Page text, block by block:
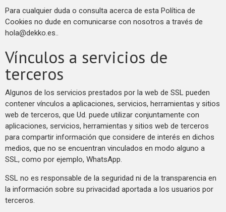
Para cualquier duda o consulta acerca de esta Política de
Cookies no dude en comunicarse con nosotros a través de
hola@dekko.es
Vínculos a servicios de
terceros
Algunos de los servicios prestados por la web de SSL pueden
contener vínculos a aplicaciones, servicios, herramientas y sitios
web de terceros, que Ud. puede utilizar conjuntamente con
aplicaciones, servicios, herramientas y sitios web de terceros
para compartir información que considere de interés en dichos
medios, que no se encuentran vinculados en modo alguno a
SSL, como por ejemplo, WhatsApp.
SSL no es responsable de la seguridad ni de la transparencia en
la información sobre su privacidad aportada a los usuarios por
terceros.